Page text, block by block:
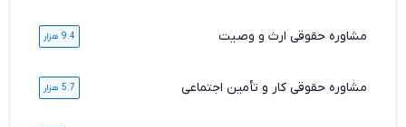
مشاوره حقوقی ارث و وصیت 9.4 هزار
مشاوره حقوقی کار و تأمین اجتماعی 5.7 هزار